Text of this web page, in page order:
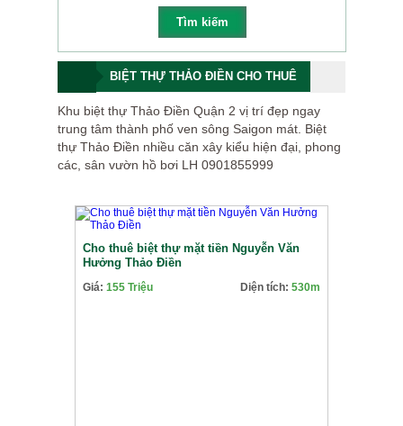
BIỆT THỰ THẢO ĐIỀN CHO THUÊ
Khu biệt thự Thảo Điền Quận 2 vị trí đẹp ngay
trung tâm thành phố ven sông Saigon mát. Biệt
thự Thảo Điền nhiều căn xây kiểu hiện đại, phong
các, sân vườn hồ bơi LH 0901855999
Cho thuê biệt thự mặt tiền Nguyễn Văn
Hưởng Thảo Điền
Giá: 155 Triệu Diện tích: 530m